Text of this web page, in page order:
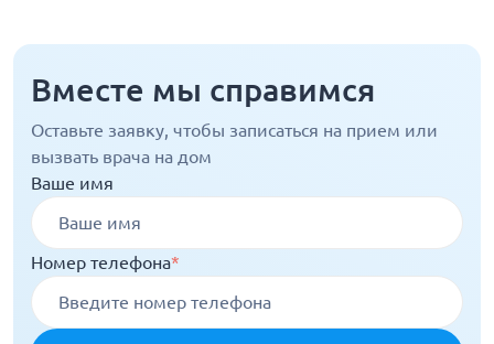
Вместе мы справимся
Оставьте заявку, чтобы записаться на прием или
вызвать врача на дом
Ваше имя
Номер телефона*